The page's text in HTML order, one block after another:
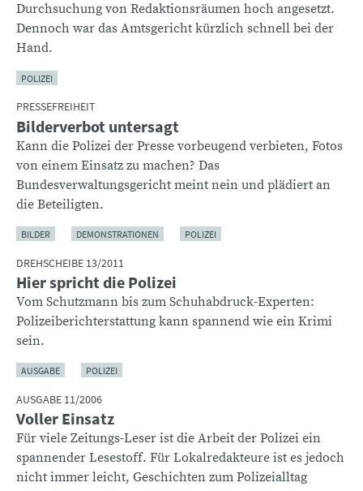
Durchsuchung von Redaktionsräumen hoch angesetzt.
Dennoch war das Amtsgericht kürzlich schnell bei der
Hand.
POLIZEI
PRESSEFREIHEIT
Bilderverbot untersagt
Kann die Polizei der Presse vorbeugend verbieten, Fotos
von einem Einsatz zu machen? Das
Bundesverwaltungsgericht meint nein und plädiert an
die Beteiligten.
BILDER DEMONSTRATIONEN POLIZEI
DREHSCHEIBE 13/2011
Hier spricht die Polizei
Vom Schutzmann bis zum Schuhabdruck-Experten:
Polizeiberichterstattung kann spannend wie ein Krimi
sein.
AUSGABE POLIZEI
AUSGABE 11/2006
Voller Einsatz
Für viele Zeitungs-Leser ist die Arbeit der Polizei ein
spannender Lesestoff. Für Lokalredakteure ist es jedoch
nicht immer leicht, Geschichten zum Polizeialltag